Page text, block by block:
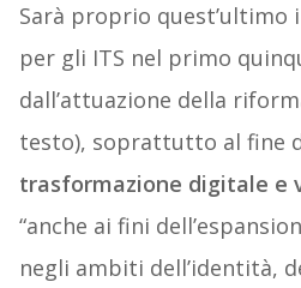
Sarà proprio
per gli ITS nel primo
dall’attuazione della
testo), soprattutto al fine
trasformazione digitale e
“anche ai fini
negli ambiti dell’identità,